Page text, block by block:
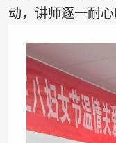
动，讲师逐一耐